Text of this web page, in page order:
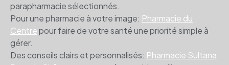
parapharmacie sélectionnés.
Pour une pharmacie à votre image: Pharmacie du
Centrepour faire de votre santé une priorité simple à
gérer.
Des conseils clairs et personnalisés: Pharmacie Sultana